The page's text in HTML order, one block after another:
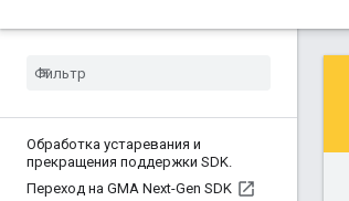
Обработка устаревания и
прекращения поддержки SDK.
Переход на GMA Next-Gen SDK